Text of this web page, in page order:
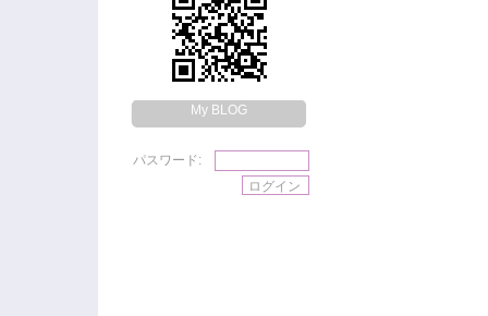
My BLOG
パスワード: